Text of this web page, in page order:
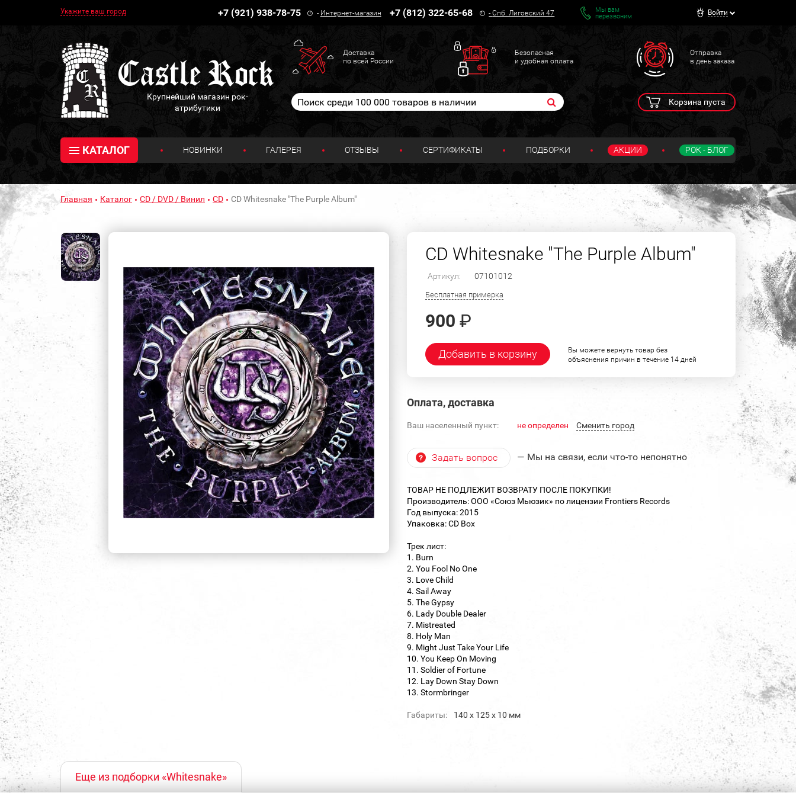
Укажите ваш город +7 (921) 938-78-75 - Интернет-магазин +7 (812) 322-65-68 -Спб. Лиговский 47
Мы вам
перезвоним
Войти
Крупнейший магазин рок-
атрибутики
Доставка
по всей России
Безопасная
и удобная оплата
Отправка
в день заказа
Корзина пуста
КАТАЛОГ НОВИНКИ ГАЛЕРЕЯ ОТЗЫВЫ СЕРТИФИКАТЫ ПОДБОРКИ АКЦИИ РОК - БЛОГ
Главная Каталог CD / DVD / Винил CD CD Whitesnake "The Purple Album"
CD Whitesnake "The Purple Album"
Артикул: 07101012
Бесплатная примерка
900 ₽
Добавить в корзину
Вы можете вернуть товар без
объяснения причин в течение 14 дней
Оплата, доставка
Ваш населенный пункт: не определен Cменить город
Задать вопрос — Мы на связи, если что-то непонятно
ТОВАР НЕ ПОДЛЕЖИТ ВОЗВРАТУ ПОСЛЕ ПОКУПКИ!
Производитель: ООО «Союз Мьюзик» по лицензии Frontiers Records
Год выпуска: 2015
Упаковка: CD Box
Трек лист:
1. Burn
2. You Fool No One
3. Love Child
4. Sail Away
5. The Gypsy
6. Lady Double Dealer
7. Mistreated
8. Holy Man
9. Might Just Take Your Life
10. You Keep On Moving
11. Soldier of Fortune
12. Lay Down Stay Down
13. Stormbringer
Габариты: 140 х 125 х 10 мм
Еще из подборки «Whitesnake»